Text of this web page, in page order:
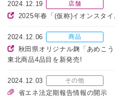
2024.12.19 店舗
2025年春「(仮称)イオンスタ
2024.12.06 商品
秋田県オリジナル麹「あめこ
東北商品4品目を新発売!
2024.12.03 その他
省エネ法定期報告情報の開示